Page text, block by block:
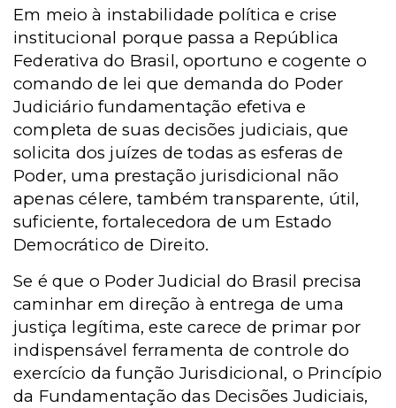
Em meio à instabilidade política e crise
institucional porque passa a República
Federativa do Brasil, oportuno e cogente o
comando de lei que demanda do Poder
Judiciário fundamentação efetiva e
completa de suas decisões judiciais, que
solicita dos juízes de todas as esferas de
Poder, uma prestação jurisdicional não
apenas célere, também transparente, útil,
suficiente, fortalecedora de um Estado
Democrático de Direito.
Se é que o Poder Judicial do Brasil precisa
caminhar em direção à entrega de uma
justiça legítima, este carece de primar por
indispensável ferramenta de controle do
exercício da função Jurisdicional, o Princípio
da Fundamentação das Decisões Judiciais,